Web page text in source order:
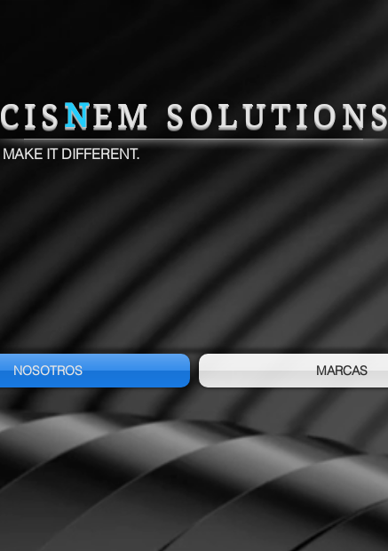
CISNEM SOLUTIONS
MAKE IT DIFFERENT.
NOSOTROS MARCAS